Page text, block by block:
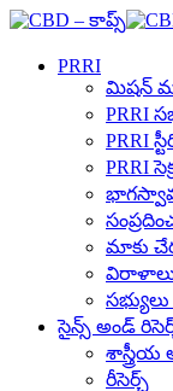
PRRI
మిషన్
PRRI
PRRI
PRRI
మాకు
సైన్స్ అండ్
శాస్త్రీయ
రీసెర్చ్